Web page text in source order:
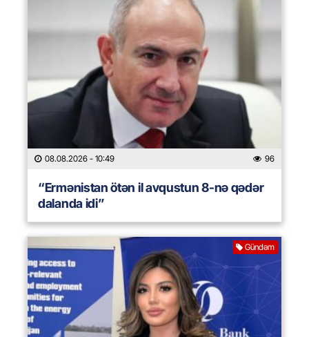
08.08.2026 - 10:49 96
“Ermənistan ötən il avqustun 8-nə qədər
dalanda idi”
Gündəm